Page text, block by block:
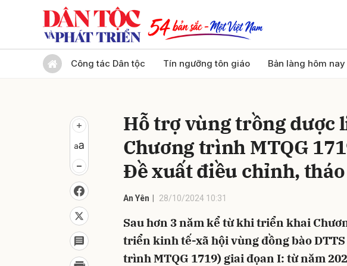
Công tác Dân tộc Tín ngưỡng tôn giáo Bản làng hôm nay
Hỗ trợ vùng trồng dược
Chương trình MTQG
Đề xuất điều chỉnh,
An Yên 28/10/2024 10:31
Sau hơn 3 năm kể từ khi triển khai
triển kinh tế-xã hội vùng đồng bào
trình MTQG 1719) giai đọan I: từ năm
Gửi bình luận